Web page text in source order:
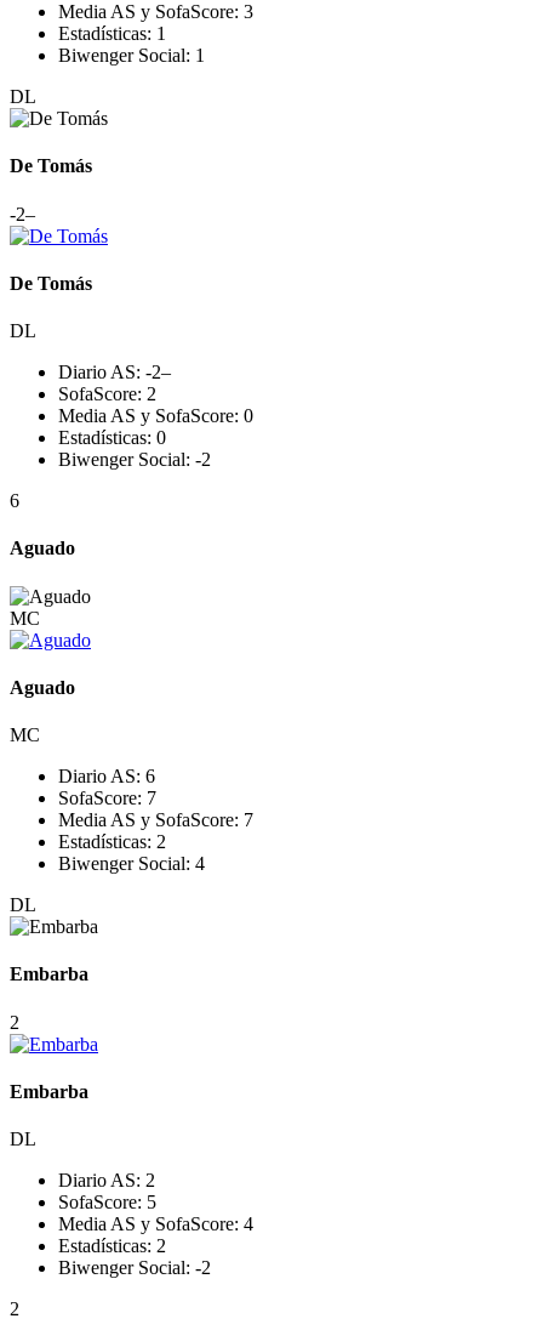
Media AS y SofaScore: 3
Estadísticas: 1
Biwenger Social: 1
DL
De Tomás
-2–
De Tomás
DL
Diario AS: -2–
SofaScore: 2
Media AS y SofaScore: 0
Estadísticas: 0
Biwenger Social: -2
6
Aguado
MC
Aguado
MC
Diario AS: 6
SofaScore: 7
Media AS y SofaScore: 7
Estadísticas: 2
Biwenger Social: 4
DL
Embarba
2
Embarba
DL
Diario AS: 2
SofaScore: 5
Media AS y SofaScore: 4
Estadísticas: 2
Biwenger Social: -2
2